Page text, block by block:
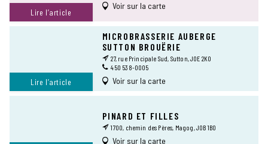
Lire l’article
Voir sur la carte
Lire l’article
MICROBRASSERIE AUBERGE
SUTTON BROUËRIE
27, rue Principale Sud, Sutton, J0E 2K0
450 538-0005
Voir sur la carte
PINARD ET FILLES
1700, chemin des Pères, Magog, J0B 1B0
Voir sur la carte